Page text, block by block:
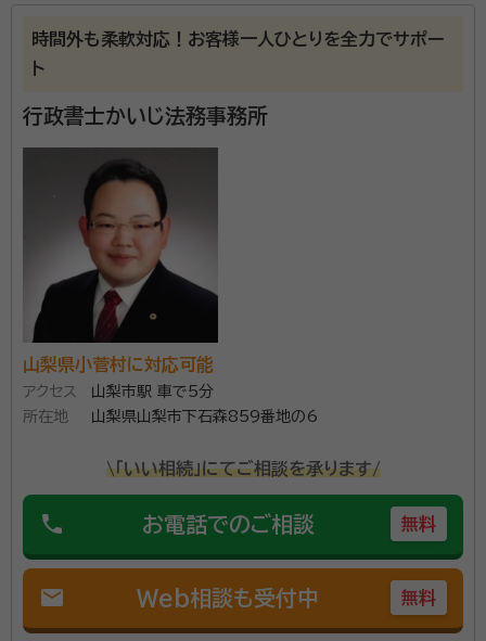
大木 進（オオギ ススム）
行政書士
面談の感想
初めての相談だったので難しいことはよくわかりませんが、内容につい
て丁寧に教えていただいたと思いました。
契約後の感想
こちらの状況などを配慮していただき、スムーズにお話を進めていただ
けたと思います。
１００人を超える相続無料相談を行い、多数の満足のお
声を頂いております。 相続を主力業務としており、山梨
県内全域対応いたします。電話受付は毎日１９時まで可
で、ぜひお声かけください。 財産の分割をまとめた遺産
分割協議書の作成はもちろん、遺言等、相続手続きに関
わることならすべて承ります。
行政書士
所属団体： 山梨県行政書士会
時間外も柔軟対応！お客様一人ひとりを全力でサポー
ト
行政書士かいじ法務事務所
山梨県小菅村に対応可能
アクセス
山梨市駅 車で5分
所在地
山梨県山梨市下石森859番地の6
\「いい相続」にてご相談を承ります/
phone お電話でのご相談 無料
mail Web相談も受付中 無料